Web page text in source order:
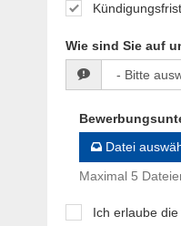
Kündigungsfrist
Wie sind Sie auf
Datei
Maximal 5
Ich erlaube